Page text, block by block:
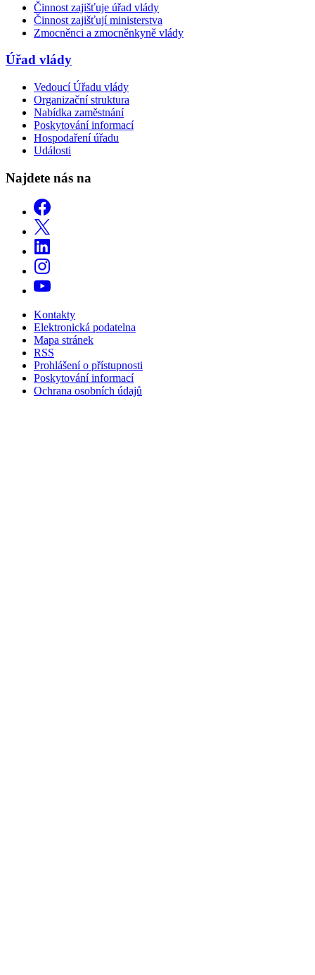
Činnost zajišťuje úřad vlády
Činnost zajišťují ministerstva
Zmocněnci a zmocněnkyně vlády
Úřad vlády
Vedoucí Úřadu vlády
Organizační struktura
Nabídka zaměstnání
Poskytování informací
Hospodaření úřadu
Události
Najdete nás na
Kontakty
Elektronická podatelna
Mapa stránek
RSS
Prohlášení o přístupnosti
Poskytování informací
Ochrana osobních údajů